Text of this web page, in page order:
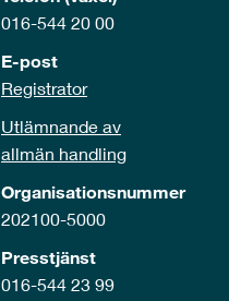
016-544 20 00
E-post
Registrator
Utlämnande av
allmän handling
Organisationsnummer
202100-5000
Presstjänst
016-544 23 99